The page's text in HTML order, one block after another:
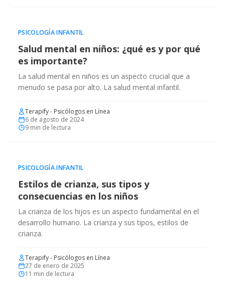
PSICOLOGÍA INFANTIL
Salud mental en niños: ¿qué es y por qué
es importante?
La salud mental en niños es un aspecto crucial que a
menudo se pasa por alto. La salud mental infantil.
Terapify - Psicólogos en Línea
6 de agosto de 2024
9 min de lectura
PSICOLOGÍA INFANTIL
Estilos de crianza, sus tipos y
consecuencias en los niños
La crianza de los hijos es un aspecto fundamental en el
desarrollo humano. La crianza y sus tipos, estilos de
crianza.
Terapify - Psicólogos en Línea
27 de enero de 2025
11 min de lectura